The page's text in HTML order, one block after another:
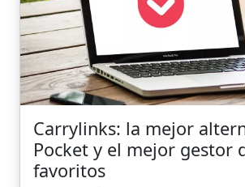
Carrylinks: la mejor
Pocket y el mejor gestor
favoritos